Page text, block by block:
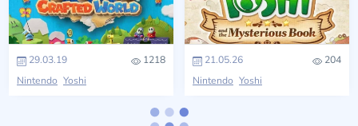
29.03.19
1218
Nintendo Yoshi
21.05.26
204
Nintendo Yoshi